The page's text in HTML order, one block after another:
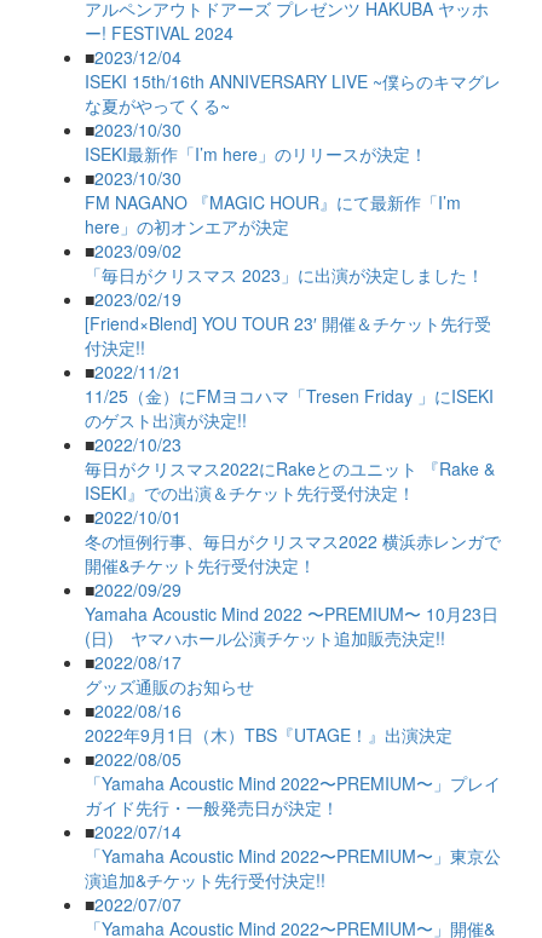
アルペンアウトドアーズ プレゼンツ HAKUBA ヤッホ
ー! FESTIVAL 2024
■2023/12/04
ISEKI 15th/16th ANNIVERSARY LIVE ~僕らのキマグレ
な夏がやってくる~
■2023/10/30
ISEKI最新作「I’m here」のリリースが決定！
■2023/10/30
FM NAGANO 『MAGIC HOUR』にて最新作「I’m
here」の初オンエアが決定
■2023/09/02
「毎日がクリスマス 2023」に出演が決定しました！
■2023/02/19
[Friend×Blend] YOU TOUR 23′ 開催＆チケット先行受
付決定!!
■2022/11/21
11/25（金）にFMヨコハマ「Tresen Friday 」にISEKI
のゲスト出演が決定!!
■2022/10/23
毎日がクリスマス2022にRakeとのユニット 『Rake &
ISEKI』での出演＆チケット先行受付決定！
■2022/10/01
冬の恒例行事、毎日がクリスマス2022 横浜赤レンガで
開催&チケット先行受付決定！
■2022/09/29
Yamaha Acoustic Mind 2022 〜PREMIUM〜 10月23日
(日) ヤマハホール公演チケット追加販売決定!!
■2022/08/17
グッズ通販のお知らせ
■2022/08/16
2022年9月1日（木）TBS『UTAGE！』出演決定
■2022/08/05
「Yamaha Acoustic Mind 2022〜PREMIUM〜」プレイ
ガイド先行・一般発売日が決定！
■2022/07/14
「Yamaha Acoustic Mind 2022〜PREMIUM〜」東京公
演追加&チケット先行受付決定!!
■2022/07/07
「Yamaha Acoustic Mind 2022〜PREMIUM〜」開催&